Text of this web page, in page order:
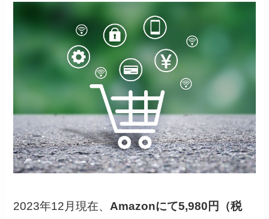
2023年12月現在、 Amazonにて5,980円（税